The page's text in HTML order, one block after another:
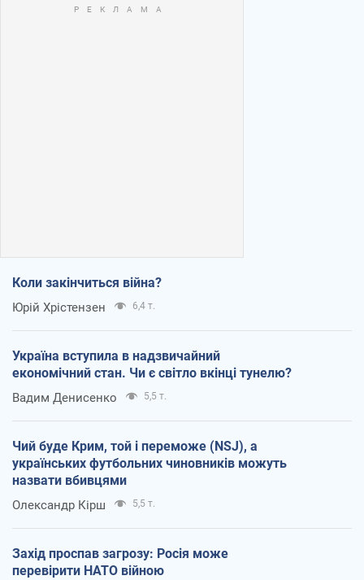
Коли закінчиться війна?
Юрій Хрістензен 6,4 т.
Україна вступила в надзвичайний
економічний стан. Чи є світло вкінці тунелю?
Вадим Денисенко 5,5 т.
Чий буде Крим, той і переможе (NSJ), а
українських футбольних чиновників можуть
назвати вбивцями
Олександр Кірш 5,5 т.
Захід проспав загрозу: Росія може
перевірити НАТО війною